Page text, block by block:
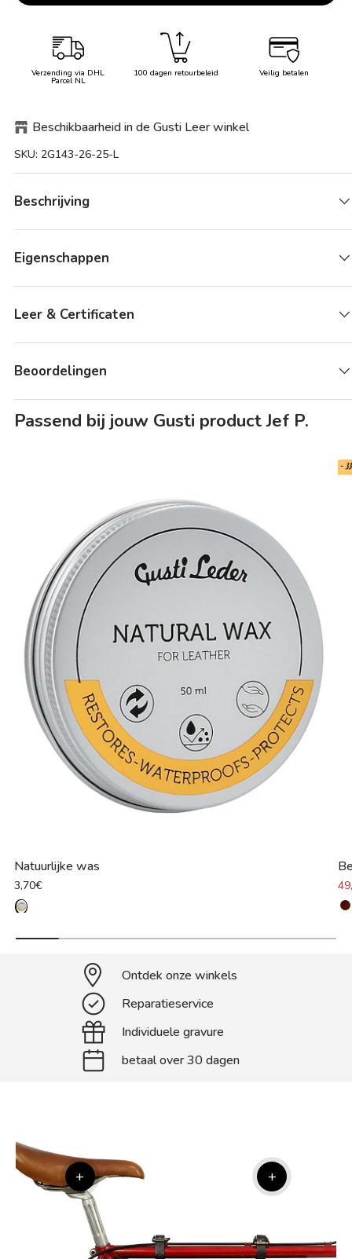
Verzending via DHL
Parcel NL
100 dagen retourbeleid Veilig betalen
Beschikbaarheid in de Gusti Leer winkel
SKU: 2G143-26-25-L
Beschrijving
Eigenschappen
Leer & Certificaten
Beoordelingen
Passend bij jouw Gusti product Jef P.
Natuurlijke was
3,70€
-
Ontdek onze winkels
Reparatieservice
Individuele gravure
betaal over 30 dagen
+ +